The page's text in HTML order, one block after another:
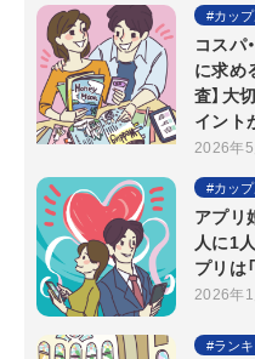
カッ
コスパ
に求め
査】大
イント
2026年
カッ
アプリ
人に1
プリは
2026年
ラン